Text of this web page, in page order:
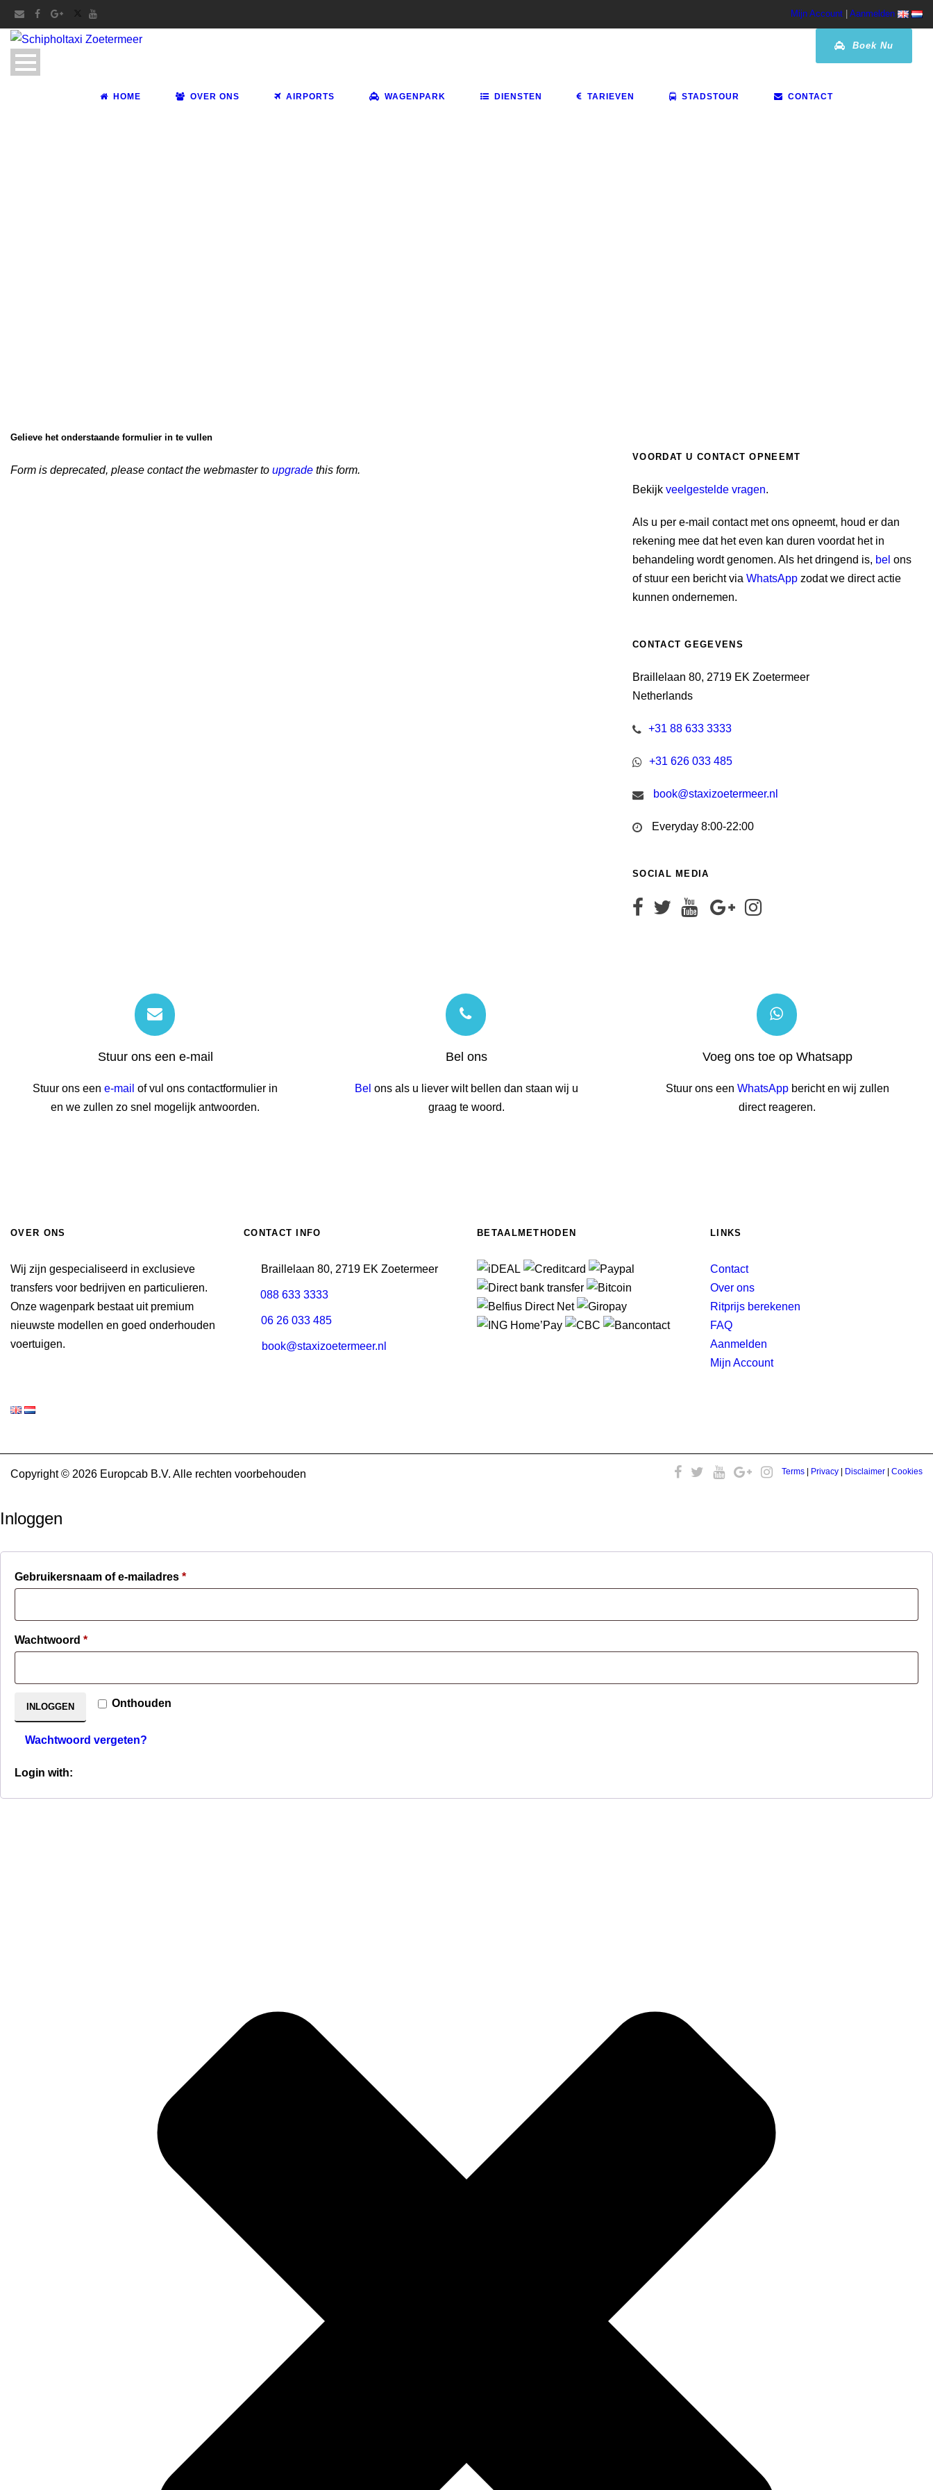
Mijn Account Aanmelden
Boek Nu
HOME OVER ONS AIRPORTS WAGENPARK DIENSTEN TARIEVEN STADSTOUR CONTACT
Gelieve het onderstaande formulier in te vullen
Form is deprecated, please contact the webmaster to upgrade this form.
VOORDAT U CONTACT OPNEEMT
Bekijk veelgestelde vragen.
Als u per e-mail contact met ons opneemt, houd er dan
rekening mee dat het even kan duren voordat het in
behandeling wordt genomen. Als het dringend is, bel ons
of stuur een bericht via WhatsApp zodat we direct actie
kunnen ondernemen.
CONTACT GEGEVENS
Braillelaan 80, 2719 EK Zoetermeer
Netherlands
+31 88 633 3333
+31 626 033 485
book@staxizoetermeer.nl
Everyday 8:00-22:00
SOCIAL MEDIA
Stuur ons een e-mail
Stuur ons eene-mail of vul ons contactformulier in
en we zullen zo snel mogelijk antwoorden.
Bel ons
Bel ons als u liever wilt bellen dan staan wij u
graag te woord.
Voeg ons toe op Whatsapp
Stuur ons een WhatsAppbericht en wij zullen
direct reageren.
OVER ONS
Wij zijn gespecialiseerd in exclusieve
transfers voor bedrijven en particulieren.
Onze wagenpark bestaat uit premium
nieuwste modellen en goed onderhouden
voertuigen.
CONTACT INFO
Braillelaan 80, 2719 EK Zoetermeer
088 633 3333
06 26 033 485
book@staxizoetermeer.nl
BETAALMETHODEN LINKS
Contact
Over ons
Ritprijs berekenen
FAQ
Aanmelden
Mijn Account
Copyright © 2026 Europcab B.V. Alle rechten voorbehouden Terms Privacy Disclaimer Cookies
Inloggen
Gebruikersnaam of e-mailadres *Verplicht
Wachtwoord *Verplicht
Onthouden
INLOGGEN
Wachtwoord vergeten?
Login with: